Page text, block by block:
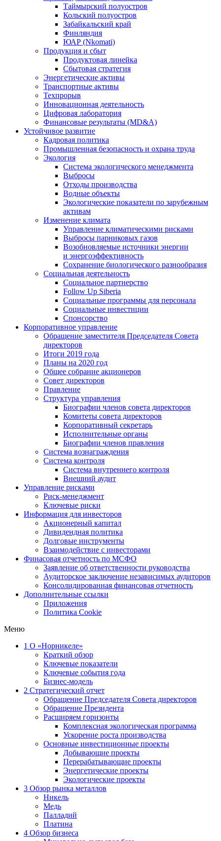
Таймырский полуостров
Кольский полуостров
Забайкальский край
Финляндия
ЮАР (Nkomati)
Продукция и сбыт
Продуктовая линейка
Сбытовая стратегия
Энергетические активы
Транспортные активы
Техпрорыв
Инновационная деятельность
Цифровая лаборатория
Финансовые результаты (MD&A)
Устойчивое развитие
Кадровая политика
Промышленная безопасность и охрана труда
Экология
Система экологического менеджмента
Выбросы
Отходы производства
Водные объекты
Экологические показатели по зарубежным
активам
Изменение климата
Управление климатическими рисками
Выбросы парниковых газов
Возобновляемые источники энергии
и энергоэффективность
Сохранение биологического разнообразия
Социальная деятельность
Социальное партнерство
Follow Up Siberia
Социальные программы для персонала
Социальные инвестиции
Спонсорство
Корпоративное управление
Обращение заместителя Председателя Совета
директоров
Итоги 2019 года
Планы на 2020 год
Общее собрание акционеров
Совет директоров
Правление
Структура управления
Биографии членов совета директоров
Комитеты совета директоров
Корпоративный секретарь
Исполнительные органы
Биографии членов правления
Система вознаграждения
Система контроля
Система внутреннего контроля
Внешний аудит
Управление рисками
Риск-менеджмент
Ключевые риски
Информация для инвесторов
Акционерный капитал
Дивидендная политика
Долговые инструменты
Взаимодействие с инвеcторами
Финасовая отчетность по МСФО
Заявление об ответственности руководства
Аудиторское заключение независимых аудиторов
Консолидированная финансовая отчетность
Дополнительные ссылки
Приложения
Политика Cookie
Меню
1 О «Норникеле»
Краткий обзор
Ключевые показатели
Ключевые события года
Бизнес-модель
2 Стратегический отчет
Обращение Председателя Совета директоров
Обращение Президента
Расширяем горизонты
Комплексная экологическая программа
Ускорение роста производства
Основные инвестиционные проекты
Добывающие проекты
Перерабатывающие проекты
Энергетические проекты
Экологические проекты
3 Обзор рынка металлов
Никель
Медь
Палладий
Платина
4 Обзор бизнеса